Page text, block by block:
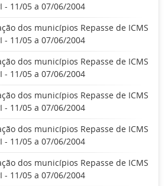
- 11/05 a 07/06/2004
dos municípios Repasse de ICMS
- 11/05 a 07/06/2004
dos municípios Repasse de ICMS
- 11/05 a 07/06/2004
dos municípios Repasse de ICMS
- 11/05 a 07/06/2004
dos municípios Repasse de ICMS
- 11/05 a 07/06/2004
dos municípios Repasse de ICMS
- 11/05 a 07/06/2004